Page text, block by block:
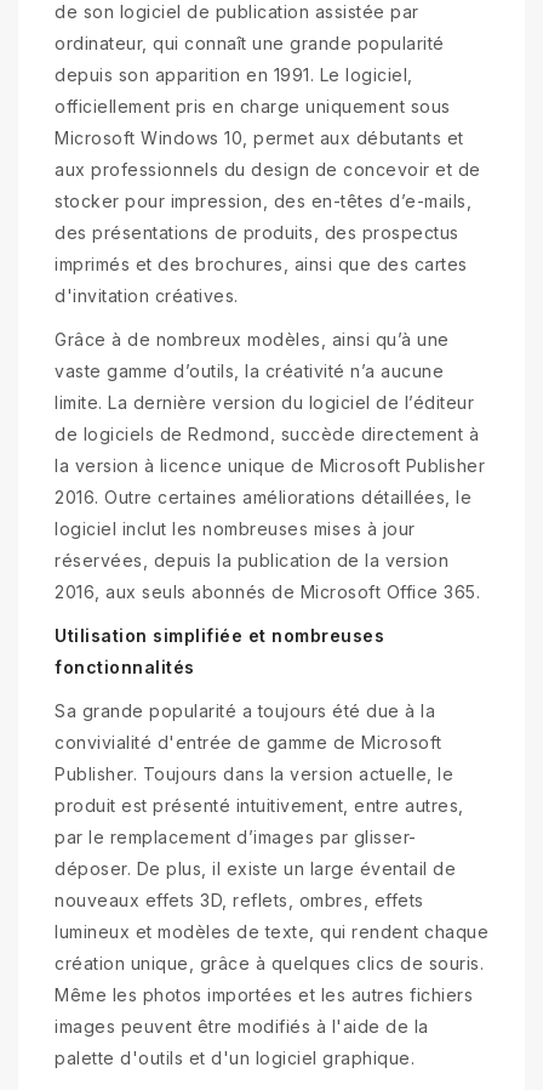
de son logiciel de publication assistée par
ordinateur, qui connaît une grande popularité
depuis son apparition en 1991. Le logiciel,
officiellement pris en charge uniquement sous
Microsoft Windows 10, permet aux débutants et
aux professionnels du design de concevoir et de
stocker pour impression, des en-têtes d’e-mails,
des présentations de produits, des prospectus
imprimés et des brochures, ainsi que des cartes
d'invitation créatives.
Grâce à de nombreux modèles, ainsi qu’à une
vaste gamme d’outils, la créativité n’a aucune
limite. La dernière version du logiciel de l’éditeur
de logiciels de Redmond, succède directement à
la version à licence unique de Microsoft Publisher
2016. Outre certaines améliorations détaillées, le
logiciel inclut les nombreuses mises à jour
réservées, depuis la publication de la version
2016, aux seuls abonnés de Microsoft Office 365.
Utilisation simplifiée et nombreuses
fonctionnalités
Sa grande popularité a toujours été due à la
convivialité d'entrée de gamme de Microsoft
Publisher. Toujours dans la version actuelle, le
produit est présenté intuitivement, entre autres,
par le remplacement d’images par glisser-
déposer. De plus, il existe un large éventail de
nouveaux effets 3D, reflets, ombres, effets
lumineux et modèles de texte, qui rendent chaque
création unique, grâce à quelques clics de souris.
Même les photos importées et les autres fichiers
images peuvent être modifiés à l'aide de la
palette d'outils et d'un logiciel graphique.